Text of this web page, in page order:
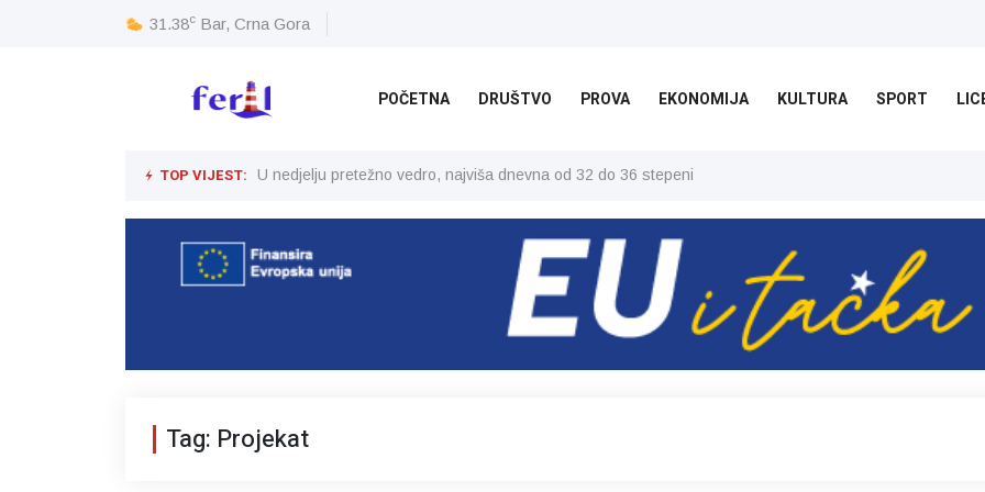
31.38c Bar, Crna Gora
POČETNA DRUŠTVO PROVA EKONOMIJA KULTURA SPORT
TOP VIJEST: U nedjelju pretežno vedro, najviša dnevna od 32 do 36 stepeni
Tag: Projekat